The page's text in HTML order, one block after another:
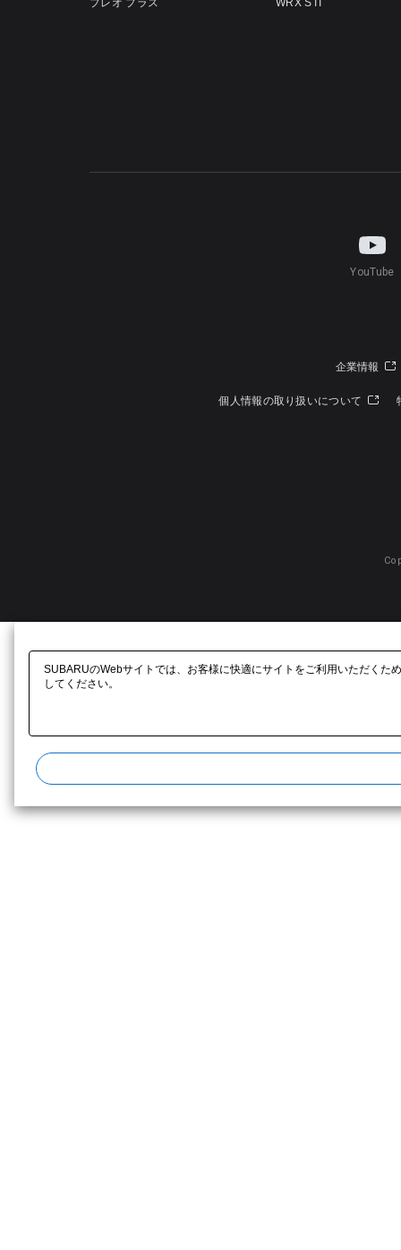
プレオ プラス WRX STI
YouTube
企業情報
個人情報の取り扱いについて
SUBARUのWebサイトでは、お客様に快適にサイトをご利用いただく
してください。​